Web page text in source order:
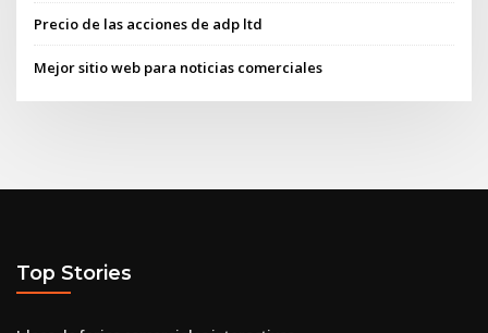
Precio de las acciones de adp ltd
Mejor sitio web para noticias comerciales
Top Stories